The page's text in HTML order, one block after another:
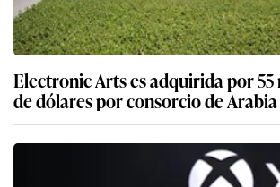
Electronic Arts es adquirida por
de dólares por consorcio de